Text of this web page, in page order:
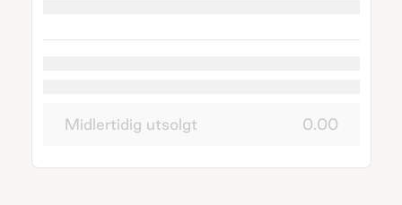
Midlertidig utsolgt 0.00